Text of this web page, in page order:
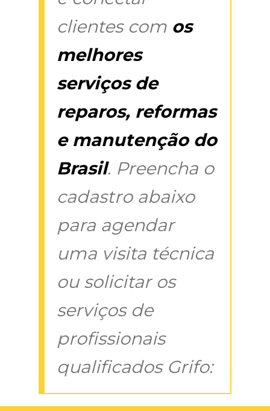
clientes com os
melhores
serviços de
reparos, reformas
e manutenção do
Brasil. Preencha o
cadastro abaixo
para agendar
uma visita técnica
ou solicitar os
serviços de
profissionais
qualificados Grifo: